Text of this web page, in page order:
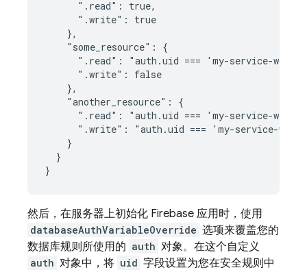
      ".read": true,
      ".write": true
    },
    "some_resource": {
".read": "auth.uid === 'my-service-
      ".write": false
    },
    "another_resource": {
".read": "auth.uid === 'my-service-
".write": "auth.uid === 'my-service-
    }
  }
}
然后，在服务器上初始化 Firebase 应用时，使用
databaseAuthVariableOverride 选项来覆盖您的
数据库规则所使用的 auth 对象。在这个自定义
auth 对象中，将 uid 字段设置为您在安全规则中